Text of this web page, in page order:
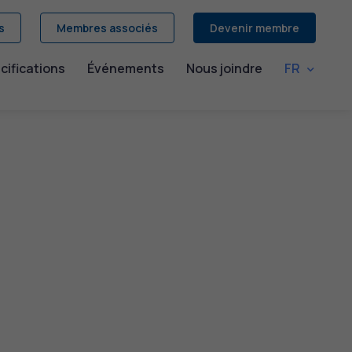
Membres associés Devenir membre
Événements Nous joindre FR